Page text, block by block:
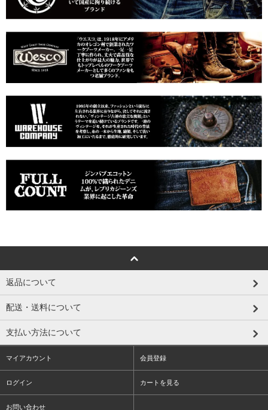
返品について
配送・送料について
支払い方法について
マイアカウント 会員登録
ログイン カートを見る
お問い合わせ